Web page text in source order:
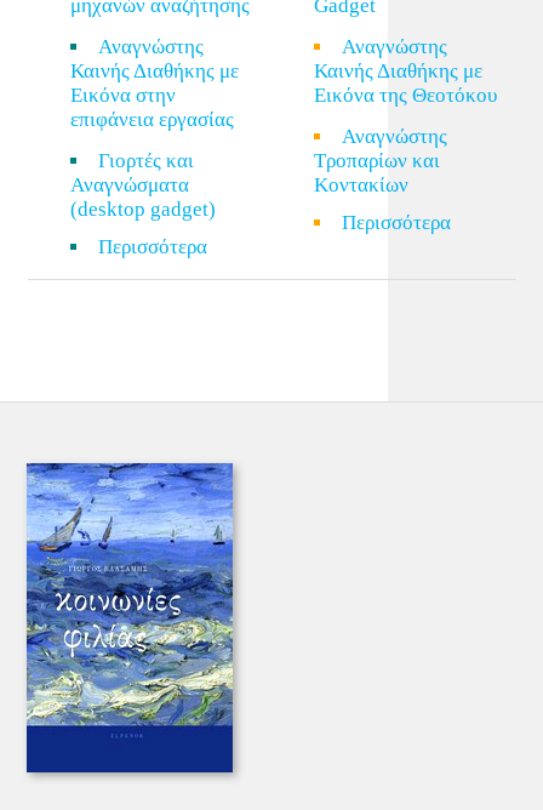
μηχανών αναζήτησης
Αναγνώστης
Καινής Διαθήκης με
Εικόνα στην
επιφάνεια εργασίας
Γιορτές και
Αναγνώσματα
(desktop gadget)
Περισσότερα
Gadget
Αναγνώστης
Καινής Διαθήκης με
Εικόνα της Θεοτόκου
Αναγνώστης
Τροπαρίων και
Κοντακίων
Περισσότερα